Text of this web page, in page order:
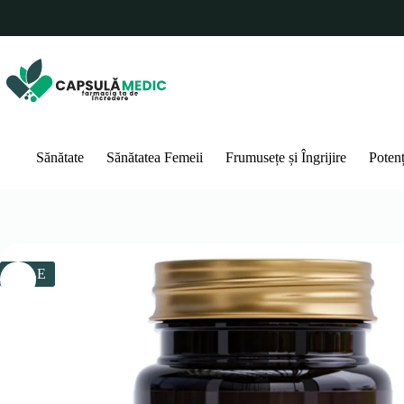
conținut
Sănătate Sănătatea Femeii Frumusețe și Îngrijire
SALE